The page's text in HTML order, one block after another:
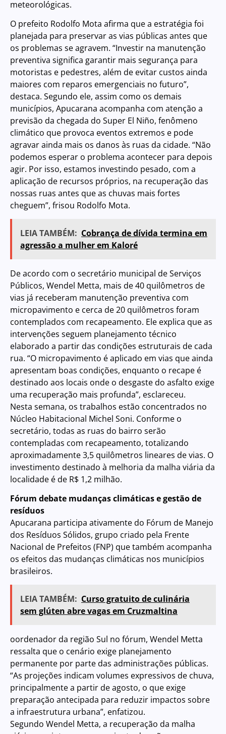
meteorológicas.
O prefeito Rodolfo Mota afirma que a estratégia foi
planejada para preservar as vias públicas antes que
os problemas se agravem. “Investir na manutenção
preventiva significa garantir mais segurança para
motoristas e pedestres, além de evitar custos ainda
maiores com reparos emergenciais no futuro”,
destaca. Segundo ele, assim como os demais
municípios, Apucarana acompanha com atenção a
previsão da chegada do Super El Niño, fenômeno
climático que provoca eventos extremos e pode
agravar ainda mais os danos às ruas da cidade. “Não
podemos esperar o problema acontecer para depois
agir. Por isso, estamos investindo pesado, com a
aplicação de recursos próprios, na recuperação das
nossas ruas antes que as chuvas mais fortes
cheguem”, frisou Rodolfo Mota.
LEIA TAMBÉM: Cobrança de dívida termina em
agressão a mulher em Kaloré
De acordo com o secretário municipal de Serviços
Públicos, Wendel Metta, mais de 40 quilômetros de
vias já receberam manutenção preventiva com
micropavimento e cerca de 20 quilômetros foram
contemplados com recapeamento. Ele explica que as
intervenções seguem planejamento técnico
elaborado a partir das condições estruturais de cada
rua. “O micropavimento é aplicado em vias que ainda
apresentam boas condições, enquanto o recape é
destinado aos locais onde o desgaste do asfalto exige
uma recuperação mais profunda”, esclareceu.
Nesta semana, os trabalhos estão concentrados no
Núcleo Habitacional Michel Soni. Conforme o
secretário, todas as ruas do bairro serão
contempladas com recapeamento, totalizando
aproximadamente 3,5 quilômetros lineares de vias. O
investimento destinado à melhoria da malha viária da
localidade é de R$ 1,2 milhão.
Fórum debate mudanças climáticas e gestão de
resíduos
Apucarana participa ativamente do Fórum de Manejo
dos Resíduos Sólidos, grupo criado pela Frente
Nacional de Prefeitos (FNP) que também acompanha
os efeitos das mudanças climáticas nos municípios
brasileiros.
LEIA TAMBÉM: Curso gratuito de culinária
sem glúten abre vagas em Cruzmaltina
oordenador da região Sul no fórum, Wendel Metta
ressalta que o cenário exige planejamento
permanente por parte das administrações públicas.
“As projeções indicam volumes expressivos de chuva,
principalmente a partir de agosto, o que exige
preparação antecipada para reduzir impactos sobre
a infraestrutura urbana”, enfatizou.
Segundo Wendel Metta, a recuperação da malha